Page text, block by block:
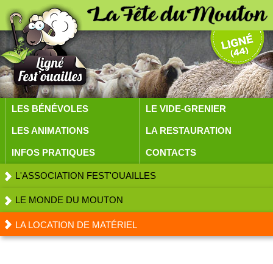
LES BÉNÉVOLES LE VIDE-GRENIER
LES ANIMATIONS LA RESTAURATION
INFOS PRATIQUES CONTACTS
L'ASSOCIATION FEST'OUAILLES
LE MONDE DU MOUTON
LA LOCATION DE MATÉRIEL